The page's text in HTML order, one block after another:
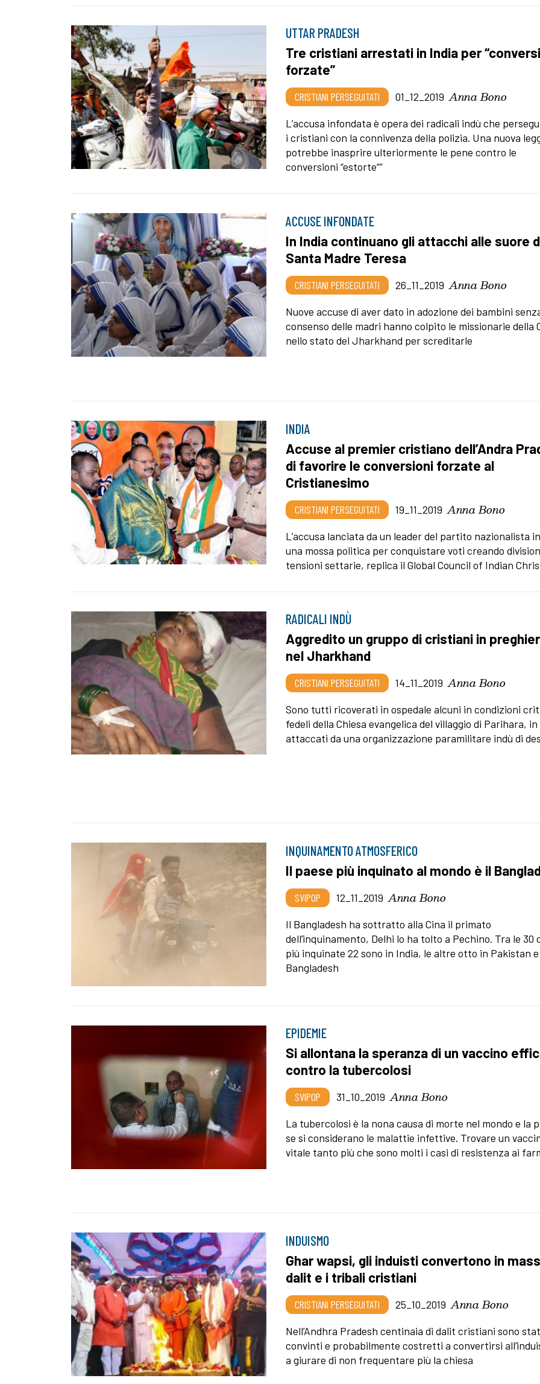
UTTAR PRADESH
Tre cristiani arrestati in India per
forzate”
CRISTIANI PERSEGUITATI 01_12_2019 Anna Bono
L’accusa infondata è opera dei radicali indù che
i cristiani con la connivenza della polizia. Una nuova
potrebbe inasprire ulteriormente le pene contro le
conversioni “estorte””
ACCUSE INFONDATE
In India continuano gli attacchi alle suore
Santa Madre Teresa
CRISTIANI PERSEGUITATI 26_11_2019 Anna Bono
Nuove accuse di aver dato in adozione dei bambini
consenso delle madri hanno colpito le missionarie della
nello stato del Jharkhand per screditarle
INDIA
Accuse al premier cristiano dell’Andra
di favorire le conversioni forzate al
Cristianesimo
CRISTIANI PERSEGUITATI 19_11_2019 Anna Bono
L’accusa lanciata da un leader del partito nazionalista
una mossa politica per conquistare voti creando
tensioni settarie, replica il Global Council of Indian
RADICALI INDÙ
Aggredito un gruppo di cristiani in
nel Jharkhand
CRISTIANI PERSEGUITATI 14_11_2019 Anna Bono
Sono tutti ricoverati in ospedale alcuni in condizioni
fedeli della Chiesa evangelica del villaggio di Parihara, in
attaccati da una organizzazione paramilitare indù di
INQUINAMENTO ATMOSFERICO
Il paese più inquinato al mondo è il
SVIPOP 12_11_2019 Anna Bono
Il Bangladesh ha sottratto alla Cina il primato
dell’inquinamento, Delhi lo ha tolto a Pechino. Tra le 30
più inquinate 22 sono in India, le altre otto in Pakistan
Bangladesh
EPIDEMIE
Si allontana la speranza di un vaccino
contro la tubercolosi
SVIPOP 31_10_2019 Anna Bono
La tubercolosi è la nona causa di morte nel mondo e la
se si considerano le malattie infettive. Trovare un
vitale tanto più che sono molti i casi di resistenza ai
INDUISMO
Ghar wapsi, gli induisti convertono in
dalit e i tribali cristiani
CRISTIANI PERSEGUITATI 25_10_2019 Anna Bono
Nell’Andhra Pradesh centinaia di dalit cristiani sono
convinti e probabilmente costretti a convertirsi
a giurare di non frequentare più la chiesa